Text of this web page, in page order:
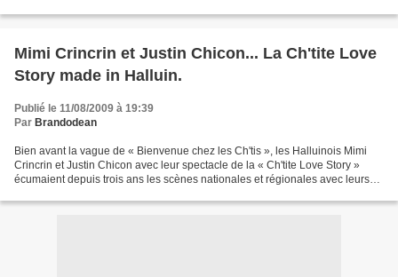
www.dailymotion.com/video/...
Mimi Crincrin et Justin Chicon... La Ch'tite Love
Story made in Halluin.
Publié le 11/08/2009 à 19:39
Par Brandodean
Bien avant la vague de « Bienvenue chez les Ch'tis », les Halluinois Mimi
Crincrin et Justin Chicon avec leur spectacle de la « Ch'tite Love Story »
écumaient depuis trois ans les scènes nationales et régionales avec leurs